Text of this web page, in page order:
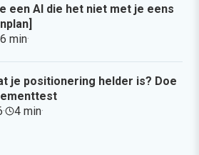
een AI die het niet met je eens
6 min·
je positionering helder is? Doe
· 4 min·